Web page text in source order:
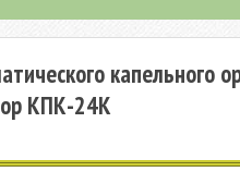
капельного
КПК-24К